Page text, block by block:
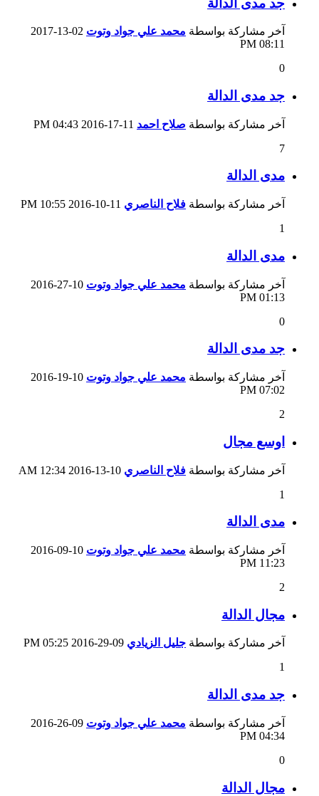
آخر مشاركة بواسطة محمد علي جواد وتوت
08:11 PM
0
جد مدى الدالة
آخر مشاركة بواسطة صلاح احمد
04:43 PM
7
مدى الدالة
آخر مشاركة بواسطة فلاح الناصري
10:55 PM
1
مدى الدالة
آخر مشاركة بواسطة محمد علي جواد وتوت
01:13 PM
0
جد مدى الدالة
آخر مشاركة بواسطة محمد علي جواد وتوت
07:02 PM
2
اوسع مجال
آخر مشاركة بواسطة فلاح الناصري
12:34 AM
1
مدى الدالة
آخر مشاركة بواسطة محمد علي جواد وتوت
11:23 PM
2
مجال الدالة
آخر مشاركة بواسطة جليل الزيادي
05:25 PM
1
جد مدى الدالة
آخر مشاركة بواسطة محمد علي جواد وتوت
04:34 PM
0
مجال الدالة